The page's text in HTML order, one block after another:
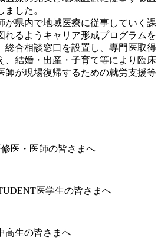
した。
が県内で地域医療に従事していく課
れるようキャリア形成プログラムを
総合相談窓口を設置し、専門医取得
、結婚・出産・子育て等により臨床
師が現場復帰するための就労支援等
医・医師の皆さまへ
医学生の皆さまへ
高生の皆さまへ